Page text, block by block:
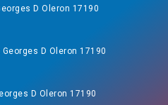
D Oleron 17190
D Oleron 17190
D Oleron 17190